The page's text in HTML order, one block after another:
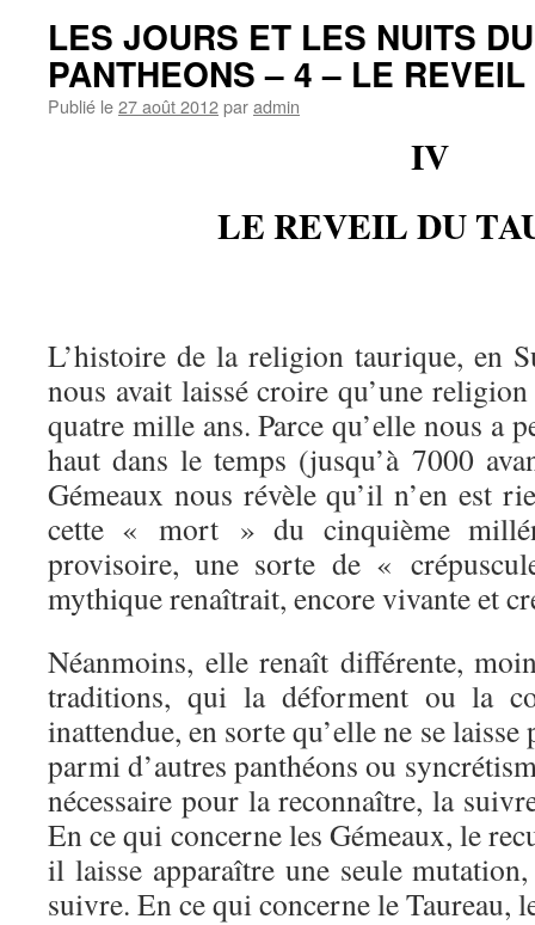
LES JOURS ET LES NUITS
PANTHEONS – 4 – LE
Publié le27 août 2012paradmin
IV
LE REVEIL DU
L’histoire de la religion taurique, en
nous avait laissé croire qu’une religion
quatre mille ans. Parce qu’elle nous a
haut dans le temps (jusqu’à 7000
Gémeaux nous révèle qu’il n’en est
cette « mort » du cinquième
provisoire, une sorte de «
mythique renaîtrait, encore vivante et
Néanmoins, elle renaît différente,
traditions, qui la déforment ou la
inattendue, en sorte qu’elle ne se
parmi d’autres panthéons ou
nécessaire pour la reconnaître, la
En ce qui concerne les Gémeaux, le
il laisse apparaître une seule
suivre. En ce qui concerne le Taureau,